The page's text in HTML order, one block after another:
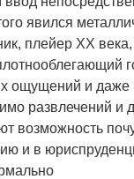
явился
плейер ХХ
ощущений и даже
развлечений и
возможность
и в